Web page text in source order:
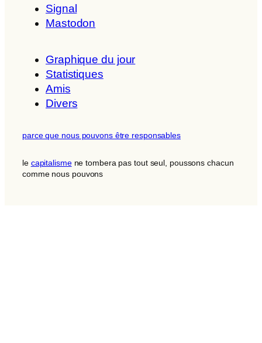
Signal
Mastodon
Graphique du jour
Statistiques
Amis
Divers
parce que nous pouvons être responsables
le capitalismene tombera pas tout seul, poussons chacun
comme nous pouvons